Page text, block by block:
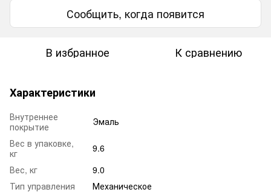
Сообщить, когда появится
В избранное К сравнению
Характеристики
Внутреннее
покрытие
Эмаль
Вес в упаковке,
кг
9.6
Вес, кг
9.0
Тип управления
Механическое